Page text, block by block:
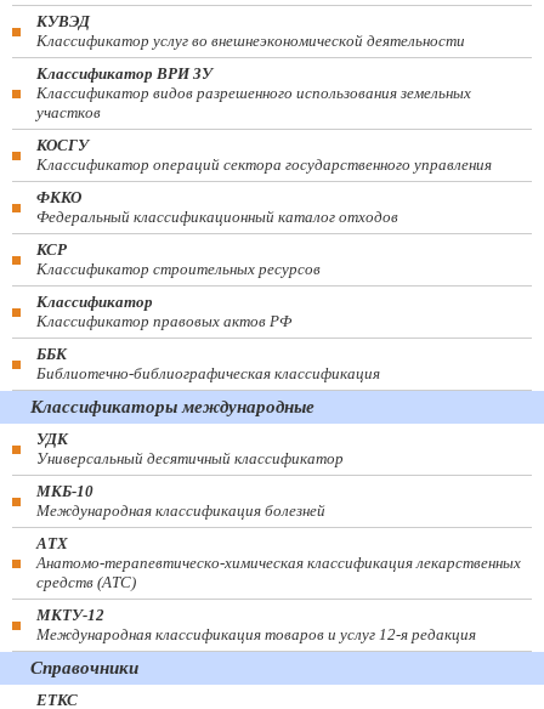
КУВЭД
Классификатор услуг во внешнеэкономической деятельности
Классификатор ВРИ ЗУ
Классификатор видов разрешенного использования земельных
участков
КОСГУ
Классификатор операций сектора государственного управления
ФККО
Федеральный классификационный каталог отходов
КСР
Классификатор строительных ресурсов
Классификатор
Классификатор правовых актов РФ
ББК
Библиотечно-библиографическая классификация
Классификаторы международные
УДК
Универсальный десятичный классификатор
МКБ-10
Международная классификация болезней
АТХ
Анатомо-терапевтическо-химическая классификация лекарственных
средств (ATC)
МКТУ-12
Международная классификация товаров и услуг 12-я редакция
Справочники
ЕТКС